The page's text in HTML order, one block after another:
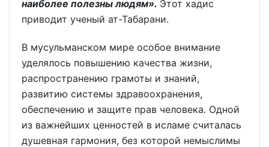
наиболее полезны людям». Этот хадис
приводит ученый ат-Табарани.
В мусульманском мире особое внимание
уделялось повышению качества жизни,
распространению грамоты и знаний,
развитию системы здравоохранения,
обеспечению и защите прав человека. Одной
из важнейших ценностей в исламе считалась
душевная гармония, без которой немыслимы